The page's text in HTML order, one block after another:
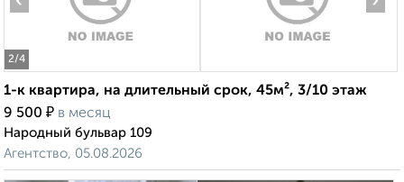
2/4
1-к квартира, на длительный срок, 45м², 3/10 этаж
9 500 ₽ в месяц
Народный бульвар 109
Агентство, 05.08.2026